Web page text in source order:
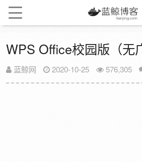
WPS Office校园版（无
蓝鲸网 2020-10-25 576,305